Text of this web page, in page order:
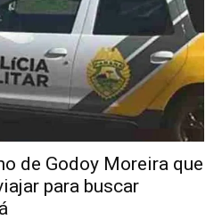
de Godoy Moreira que
para buscar